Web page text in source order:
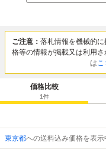
ご注意： 落札情報を機械的
格等の情報が掲載又は利用
はこ
価格比較
1件
東京都への送料込み価格を表示